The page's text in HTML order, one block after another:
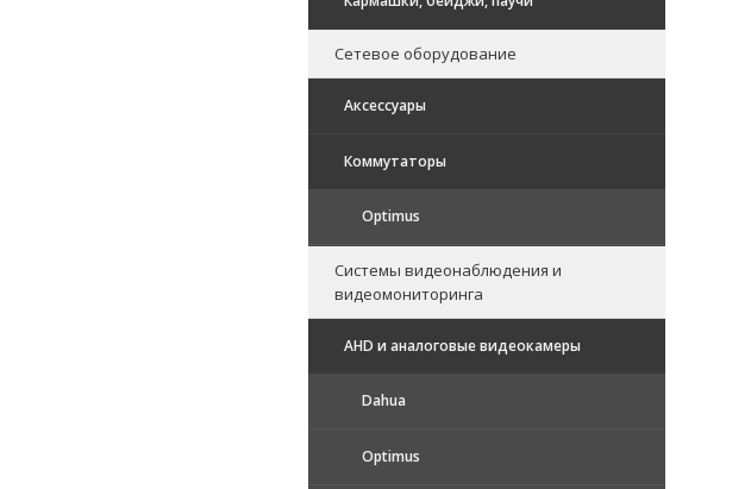
Сетевое оборудование
Аксессуары
Коммутаторы
Optimus
Системы видеонаблюдения и
видеомониторинга
AHD и аналоговые видеокамеры
Dahua
Optimus